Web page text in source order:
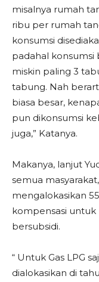
misalnya rumah
ribu per rumah
konsumsi
padahal konsumsi
miskin paling 3
tabung. Nah
biasa besar,
pun dikonsumsi
juga,” Katanya.
Makanya, lanjut
semua
mengalokasikan
kompensasi untuk
bersubsidi.
“ Untuk Gas LPG
dialokasikan di